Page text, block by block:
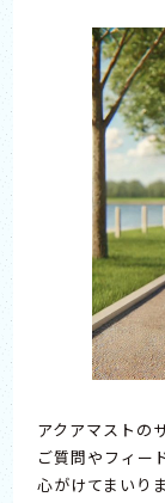
アクアマストの
ご質問やフィー
心がけてまいりま